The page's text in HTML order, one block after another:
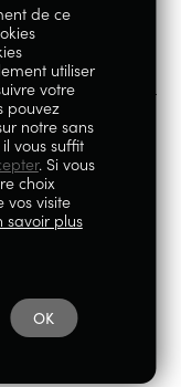
Geoby SRL, TVA
5 à 4020 Liège.
|
Politique de
de ce
utiliser
votre
pouvez
notre sans
vous suffit
. Si vous
choix
visite
savoir plus
OK